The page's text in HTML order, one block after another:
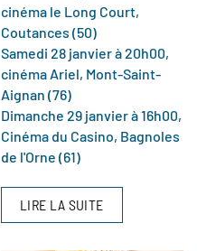
cinéma le Long Court,
Coutances (50)
Samedi 28 janvier à 20h00,
cinéma Ariel, Mont-Saint-
Aignan (76)
Dimanche 29 janvier à 16h00,
Cinéma du Casino, Bagnoles
de l'Orne (61)
LIRE LA SUITE